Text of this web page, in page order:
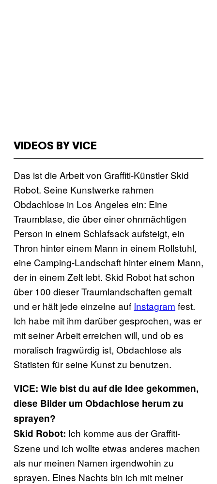
VIDEOS BY VICE
Das ist die Arbeit von Graffiti-Künstler Skid
Robot. Seine Kunstwerke rahmen
Obdachlose in Los Angeles ein: Eine
Traumblase, die über einer ohnmächtigen
Person in einem Schlafsack aufsteigt, ein
Thron hinter einem Mann in einem Rollstuhl,
eine Camping-Landschaft hinter einem Mann,
der in einem Zelt lebt. Skid Robot hat schon
über 100 dieser Traumlandschaften gemalt
und er hält jede einzelne auf Instagram fest.
Ich habe mit ihm darüber gesprochen, was er
mit seiner Arbeit erreichen will, und ob es
moralisch fragwürdig ist, Obdachlose als
Statisten für seine Kunst zu benutzen.
VICE: Wie bist du auf die Idee gekommen,
diese Bilder um Obdachlose herum zu
sprayen?
Skid Robot: Ich komme aus der Graffiti-
Szene und ich wollte etwas anderes machen
als nur meinen Namen irgendwohin zu
sprayen. Eines Nachts bin ich mit meiner